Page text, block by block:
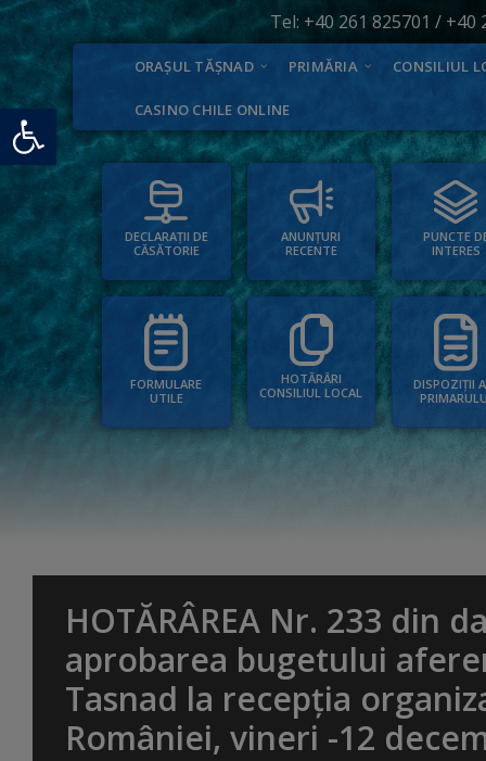
Deschide bara de unelte
Tel: +40 261 825701 / +40
ORAȘUL TĂȘNAD PRIMĂRIA CONSILIUL
CASINO CHILE ONLINE
DECLARAȚII DE
CĂSĂTORIE
ANUNȚURI
RECENTE
PUNCTE
INTERES
FORMULARE
UTILE
HOTĂRÂRI
CONSILIUL LOCAL
DISPOZIȚII
HOTĂRÂREA Nr. 233 din
aprobarea bugetului
Tasnad la recepția
României, vineri -12